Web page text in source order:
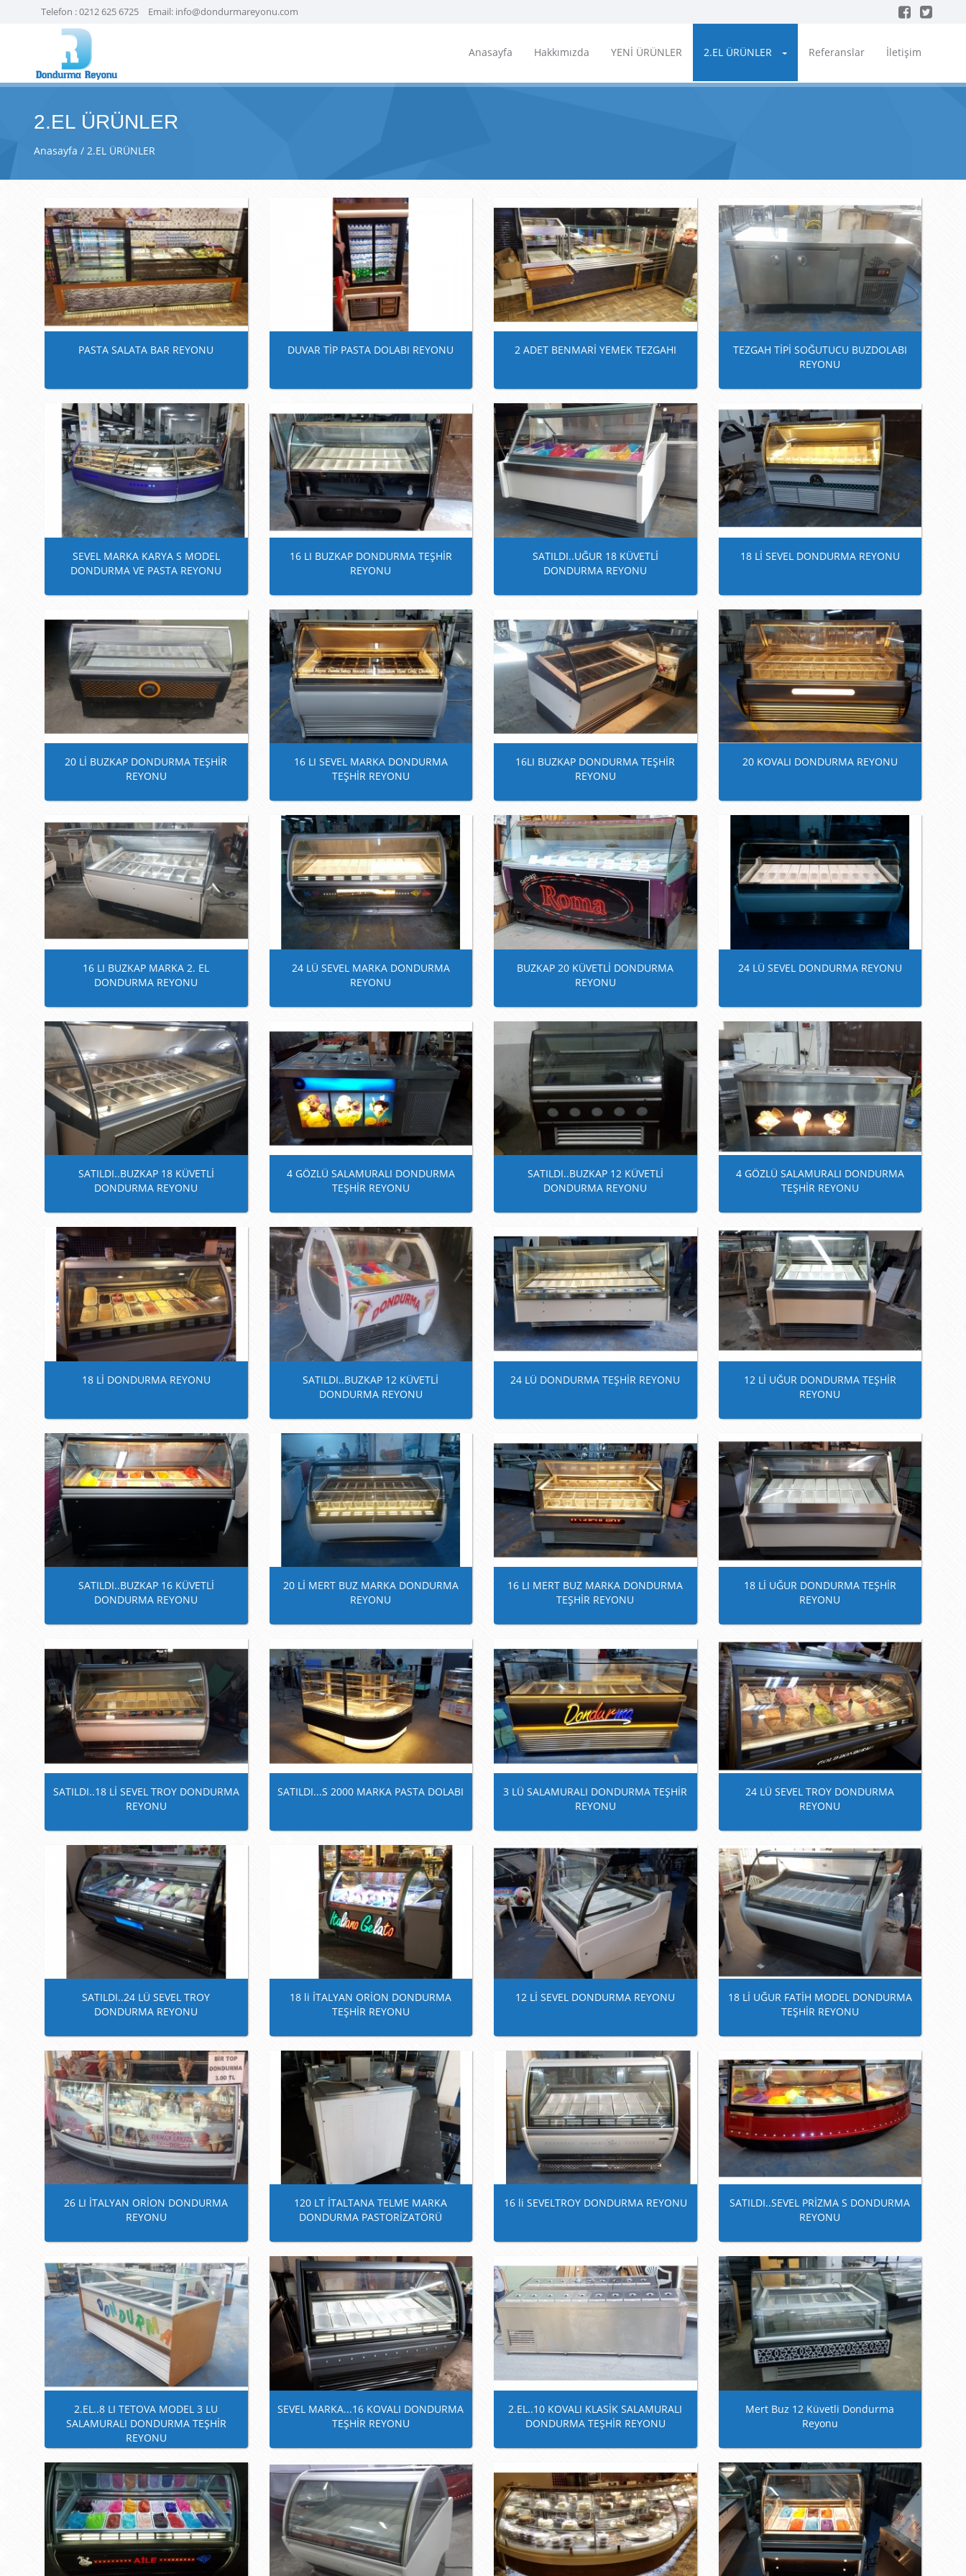
Telefon :0212 625 6725 Email: info@dondurmareyonu.com
Anasayfa Hakkımızda YENİ ÜRÜNLER 2.EL ÜRÜNLER Referanslar İletişim
2.EL ÜRÜNLER
Anasayfa 2.EL ÜRÜNLER
PASTA SALATA BAR REYONU DUVAR TİP PASTA DOLABI REYONU 2 ADET BENMARİ YEMEK TEZGAHI
TEZGAH TİPİ SOĞUTUCU BUZDOLABI
REYONU
SEVEL MARKA KARYA S MODEL
DONDURMA VE PASTA REYONU
16 LI BUZKAP DONDURMA TEŞHİR
REYONU
SATILDI..UĞUR 18 KÜVETLİ
DONDURMA REYONU
18 Lİ SEVEL DONDURMA REYONU
20 Lİ BUZKAP DONDURMA TEŞHİR
REYONU
16 LI SEVEL MARKA DONDURMA
TEŞHİR REYONU
16LI BUZKAP DONDURMA TEŞHİR
REYONU
20 KOVALI DONDURMA REYONU
16 LI BUZKAP MARKA 2. EL
DONDURMA REYONU
24 LÜ SEVEL MARKA DONDURMA
REYONU
BUZKAP 20 KÜVETLİ DONDURMA
REYONU
24 LÜ SEVEL DONDURMA REYONU
SATILDI..BUZKAP 18 KÜVETLİ
DONDURMA REYONU
4 GÖZLÜ SALAMURALI DONDURMA
TEŞHİR REYONU
SATILDI..BUZKAP 12 KÜVETLİ
DONDURMA REYONU
4 GÖZLÜ SALAMURALI DONDURMA
TEŞHİR REYONU
18 Lİ DONDURMA REYONU
SATILDI..BUZKAP 12 KÜVETLİ
DONDURMA REYONU
24 LÜ DONDURMA TEŞHİR REYONU
12 Lİ UĞUR DONDURMA TEŞHİR
REYONU
SATILDI..BUZKAP 16 KÜVETLİ
DONDURMA REYONU
20 Lİ MERT BUZ MARKA DONDURMA
REYONU
16 LI MERT BUZ MARKA DONDURMA
TEŞHİR REYONU
18 Lİ UĞUR DONDURMA TEŞHİR
REYONU
SATILDI..18 Lİ SEVEL TROY DONDURMA
REYONU
SATILDI...S 2000 MARKA PASTA DOLABI
3 LÜ SALAMURALI DONDURMA TEŞHİR
REYONU
24 LÜ SEVEL TROY DONDURMA
REYONU
SATILDI..24 LÜ SEVEL TROY
DONDURMA REYONU
18 li İTALYAN ORİON DONDURMA
TEŞHİR REYONU
12 Lİ SEVEL DONDURMA REYONU
18 Lİ UĞUR FATİH MODEL DONDURMA
TEŞHİR REYONU
26 LI İTALYAN ORİON DONDURMA
REYONU
120 LT İTALTANA TELME MARKA
DONDURMA PASTORİZATÖRÜ
16 li SEVELTROY DONDURMA REYONU
SATILDI..SEVEL PRİZMA S DONDURMA
REYONU
2.EL..8 LI TETOVA MODEL 3 LU
SALAMURALI DONDURMA TEŞHİR
REYONU
SEVEL MARKA...16 KOVALI DONDURMA
TEŞHİR REYONU
2.EL..10 KOVALI KLASİK SALAMURALI
DONDURMA TEŞHİR REYONU
Mert Buz 12 Küvetli Dondurma
Reyonu